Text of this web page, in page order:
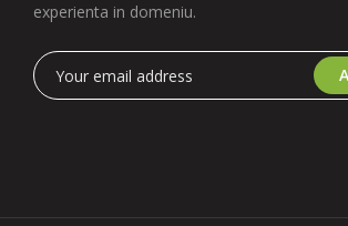
experienta in domeniu.